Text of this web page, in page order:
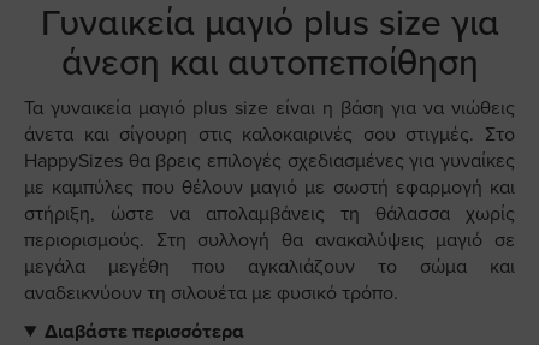
Γυναικεία μαγιό plus size για
άνεση και αυτοπεποίθηση
Τα γυναικεία μαγιό plus size είναι η βάση για να νιώθεις
άνετα και σίγουρη στις καλοκαιρινές σου στιγμές. Στο
HappySizes θα βρεις επιλογές σχεδιασμένες για γυναίκες
με καμπύλες που θέλουν μαγιό με σωστή εφαρμογή και
στήριξη, ώστε να απολαμβάνεις τη θάλασσα χωρίς
περιορισμούς. Στη συλλογή θα ανακαλύψεις μαγιό σε
μεγάλα μεγέθη που αγκαλιάζουν το σώμα και
αναδεικνύουν τη σιλουέτα με φυσικό τρόπο.
Διαβάστε περισσότερα